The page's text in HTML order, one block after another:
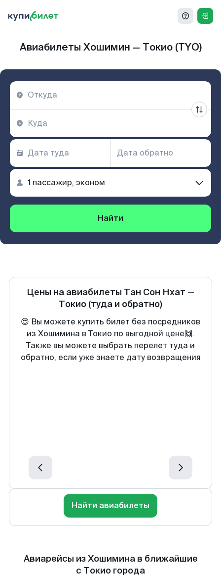
Авиабилеты Хошимин — Токио (TYO)
Найти
Цены на авиабилеты Тан Сон Нхат —
Токио (туда и обратно)
😍 Вы можете купить билет без посредников
из Хошимина в Токио по выгодной цене🙌.
Также вы можете выбрать перелет туда и
обратно, если уже знаете дату возвращения
Найти авиабилеты
Авиарейсы из Хошимина в ближайшие
с Токио города